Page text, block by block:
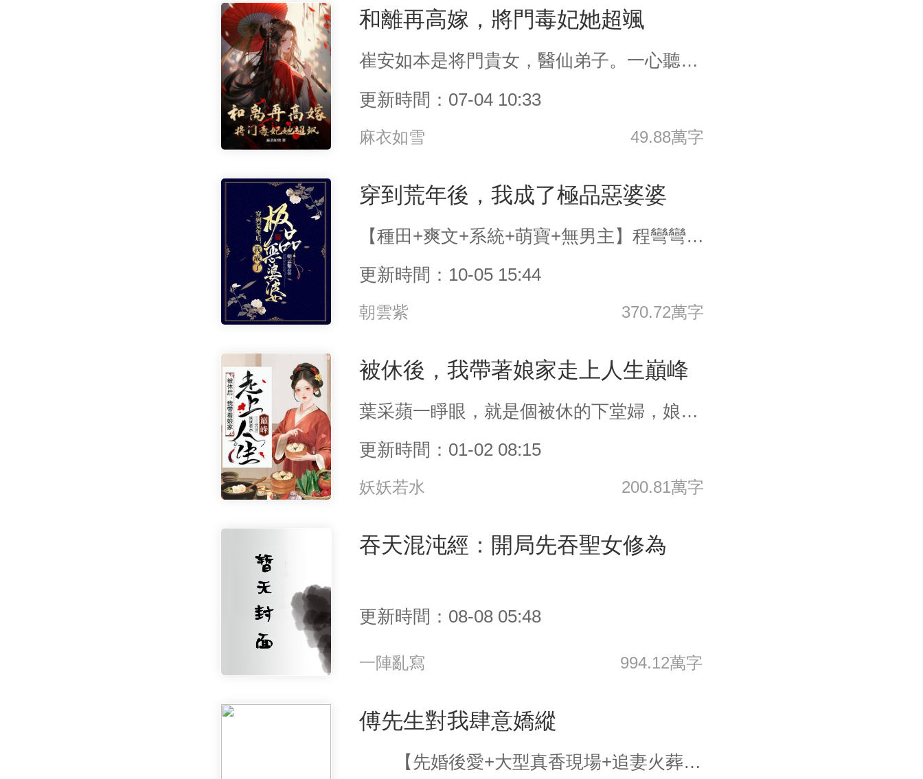
和離再高嫁，將門毒妃她超颯
崔安如本是将門貴女，醫仙弟子。一心聽從父母交代的謹小慎微，韬光養晦。低嫁三年。卻隻換來了父兄慘死，一旨平妻。新婚夜就出發沙場的夫君帶了懷孕的青梅竹馬回來，上來就發表無恥言論――“知音一身醫術卓絕，豈是你這種深宅婦人能比較的！”“知音是為了救我才犧牲，我必須娶她！”崔安如冷笑一聲，不裝了。和離拿回嫁妝，打臉渣男一家，照顧寡嫂親侄，重振鎮國公府！懸壺妙手救人無數，各路極品，追悔莫及卻于事無補。一不小心，還治好了某病弱王爺的隐疾！崔安如還沒來得及跑，就被攬進了懷裡，“大夫妙手回春，本王隻有以身相許了......”百裡紅妝，江山為聘。崔安如傻眼了。她真沒想再高嫁呀！
更新時間：07-04 10:33
麻衣如雪 49.88萬字
穿到荒年後，我成了極品惡婆婆
【種田+爽文+系統+萌寶+無男主】程彎彎睡醒一睜眼，成了古代大河村33歲的農婦。四個兒子跪在床前喊娘，兒媳肚子裡還揣着一個孫子。母胎單身33年的她，一躍成為了奶奶婆婆級别的人物。調教四個兒子已經夠難了，沒想到天降災禍，蝗災、旱災、雪災…唯一慶幸的是，她有一個交易商城。叮！天然野菜10個銅闆！叮！野生肥魚200個銅闆！程彎彎有兩個目标：第一，帶着一家人安度荒年，第二，在古代重新活出精彩！
更新時間：10-05 15:44
朝雲紫 370.72萬字
被休後，我帶著娘家走上人生巔峰
葉采蘋一睜眼，就是個被休的下堂婦，娘家嫂子對她磨刀霍霍。 不是嫂子不容人，實在是這個身子的原主太極品！ 有多極品？ 來，請看——為了給夫家蓋房，但凡娘家有一顆餘糧，她都會像條瘋狗一樣聞著味兒回來搜刮走。 為了讓婆婆天天吃肉，她把爹娘珍藏在老鼠洞裏的半文錢都摳了出來。 為了供相公念書，她像癲婆一樣撒潑打滾逼侄子斷學，讓娘家給相公車束修。 這是道德的淪喪，還是智障在癲狂？ 最後，相公如願考上了秀才，而她，眾望所歸地被休下堂！ 接收這個身體後，葉采蘋擼起袖子，開始幹活了……不是她喜當冤種愛扶貧，而是合作雙贏更有性價比！ 在她的努力下，娘家富得流油，個個走上了人生巔峰！ 全村一起奔小康，就連村口那條廢
更新時間：01-02 08:15
妖妖若水 200.81萬字
吞天混沌經：開局先吞聖女修為
更新時間：08-08 05:48
一陣亂寫 994.12萬字
傅先生對我肆意嬌縱
【先婚後愛+大型真香現場+追妻火葬場】 時淺被繼母設計，被迫嫁給了個植物人。植物人老公有三好：有錢，有顔，醒不了！ 昏迷三年多的傅斯年醒來，發現自己多了一個妻子。小嬌妻膚白、貌美、大長腿。 傅斯年表示：不愛，不需要！随後冰冷冷地甩出一份離婚協議。 …… 不久，小有名氣的時淺被拍到上了大佬傅斯年豪車的照片。 傅斯年公開澄清：我和時小姐認識。 網友：隻是認識嗎？都車接車送了！坐等傅大佬在線打臉，九百萬粉絲看着呢！ 再不久，紅出圈的時淺被拍到與傅斯年同時進入一家酒店，三天三夜才出來。 傅斯年再次澄清：我與時小姐不是你們想的那種關系，并未交往。 網友：傅大佬